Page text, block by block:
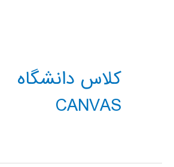
کلاس دانشگاه
CANVAS